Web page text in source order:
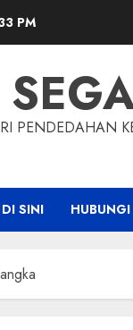
PM
PENDEDAHAN
SINI HUBUNGI